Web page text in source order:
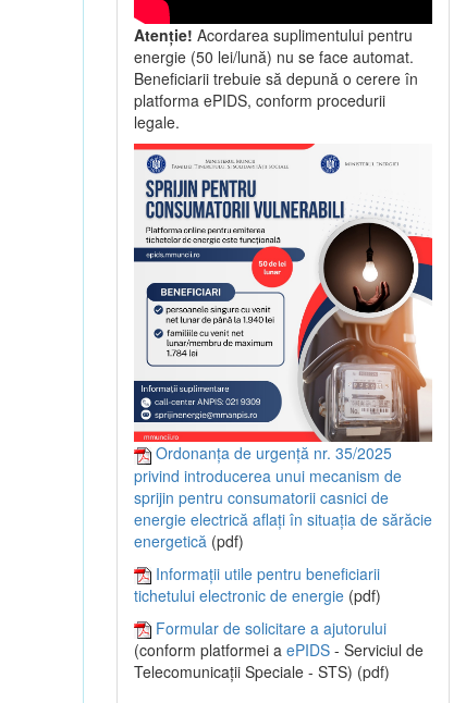
Atenție! Acordarea suplimentului pentru
energie (50 lei/lună) nu se face automat.
Beneficiarii trebuie să depună o cerere în
platforma ePIDS, conform procedurii
legale.
Ordonanța de urgență nr. 35/2025
privind introducerea unui mecanism de
sprijin pentru consumatorii casnici de
energie electrică aflați în situația de sărăcie
energetică (pdf)
Informații utile pentru beneficiarii
tichetului electronic de energie (pdf)
Formular de solicitare a ajutorului
(conform platformei a ePIDS - Serviciul de
Telecomunicații Speciale - STS) (pdf)